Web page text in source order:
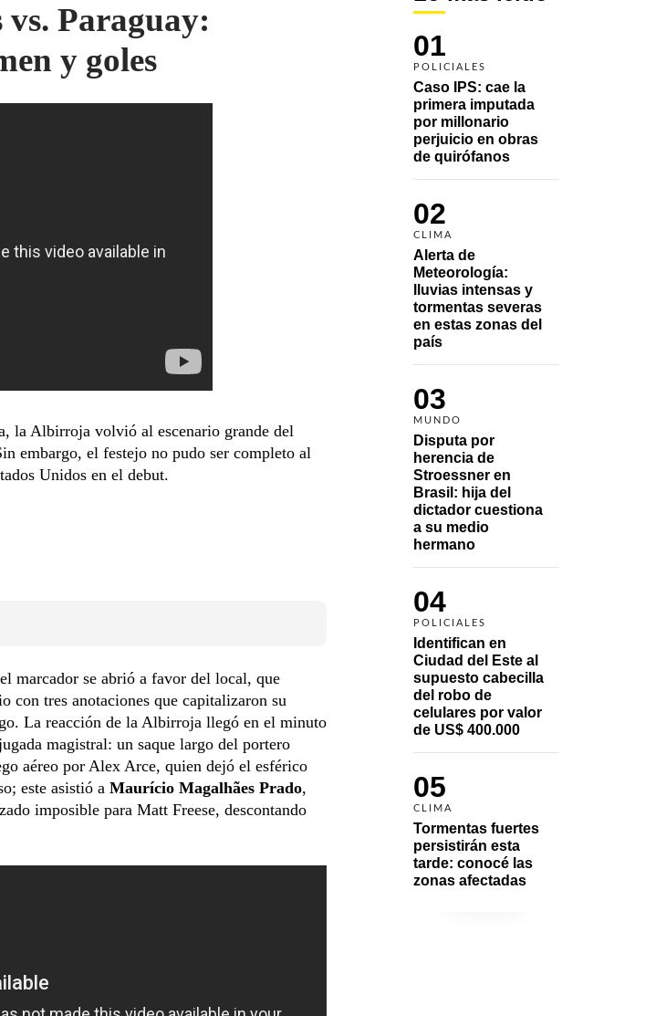
01
POLICIALES
Caso IPS: cae la
primera imputada
por millonario
perjuicio en obras
de quirófanos
02
CLIMA
Alerta de
Meteorología:
lluvias intensas y
tormentas severas
en estas zonas del
país
03
MUNDO
Disputa por
herencia de
Stroessner en
Brasil: hija del
dictador cuestiona
a su medio
hermano
04
POLICIALES
Identifican en
Ciudad del Este al
supuesto cabecilla
del robo de
celulares por valor
de US$ 400.000
05
CLIMA
Tormentas fuertes
persistirán esta
tarde: conocé las
zonas afectadas
vs. Paraguay:
y goles
la Albirroja volvió al escenario grande del
embargo, el festejo no pudo ser completo al
Unidos en el debut.
marcador se abrió a favor del local, que
con tres anotaciones que capitalizaron su
La reacción de la Albirroja llegó en el minuto
magistral: un saque largo del portero
aéreo por Alex Arce, quien dejó el esférico
este asistió a Maurício Magalhães Prado,
imposible para Matt Freese, descontando